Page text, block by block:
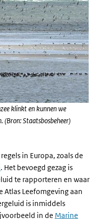
klinkt en kunnen we
(Bron: Staatsbosbeheer)
in Europa, zoals de
. Het bevoegd gezag is
te rapporteren en waar
Leefomgeving aan
is inmiddels
in de Marine